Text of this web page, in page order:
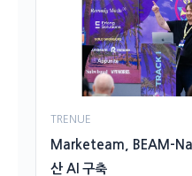
TRENUE
Marketeam, BEAM-
산 AI 구축